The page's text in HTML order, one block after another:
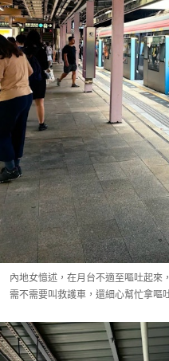
內地女憶述，在月台不適至嘔吐起來
需不需要叫救護車，還細心幫忙拿嘔